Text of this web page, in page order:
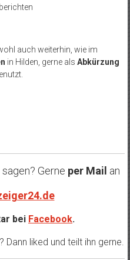
auch weiterhin, wie im
in Hilden, gerne als Abkürzung
sagen? Gerne per Mail an
bei Facebook.
liked und teilt ihn gerne.